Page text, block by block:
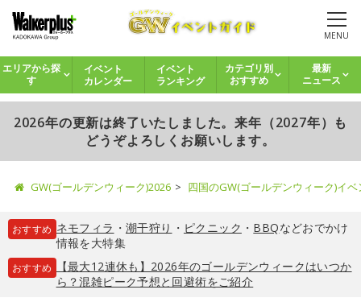
MENU
エリアから探
す
イベント
カレンダー
イベント
ランキング
カテゴリ別
おすすめ
最新
ニュース
2026年の更新は終了いたしました。来年（2027年）も
どうぞよろしくお願いします。
GW(ゴールデンウィーク)2026 四国のGW(ゴールデンウィーク)イ
おすすめ ネモフィラ ・ 潮干狩り ・ ピクニック ・ BBQなどおでかけ
情報を大特集
おすすめ
【最大12連休も】2026年のゴールデンウィークはいつか
ら？混雑ピーク予想と回避術をご紹介